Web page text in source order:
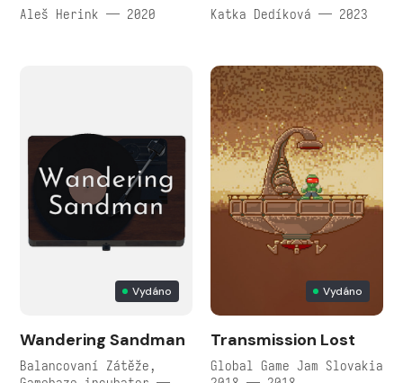
Aleš Herink — 2020 Katka Dedíková — 2023
Vydáno
Wandering Sandman
Balancovaní Zátěže,
Vydáno
Transmission Lost
Global Game Jam Slovakia